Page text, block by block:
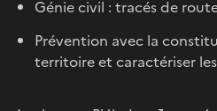
Génie civil : tracés de
Prévention avec la
territoire et caractériser